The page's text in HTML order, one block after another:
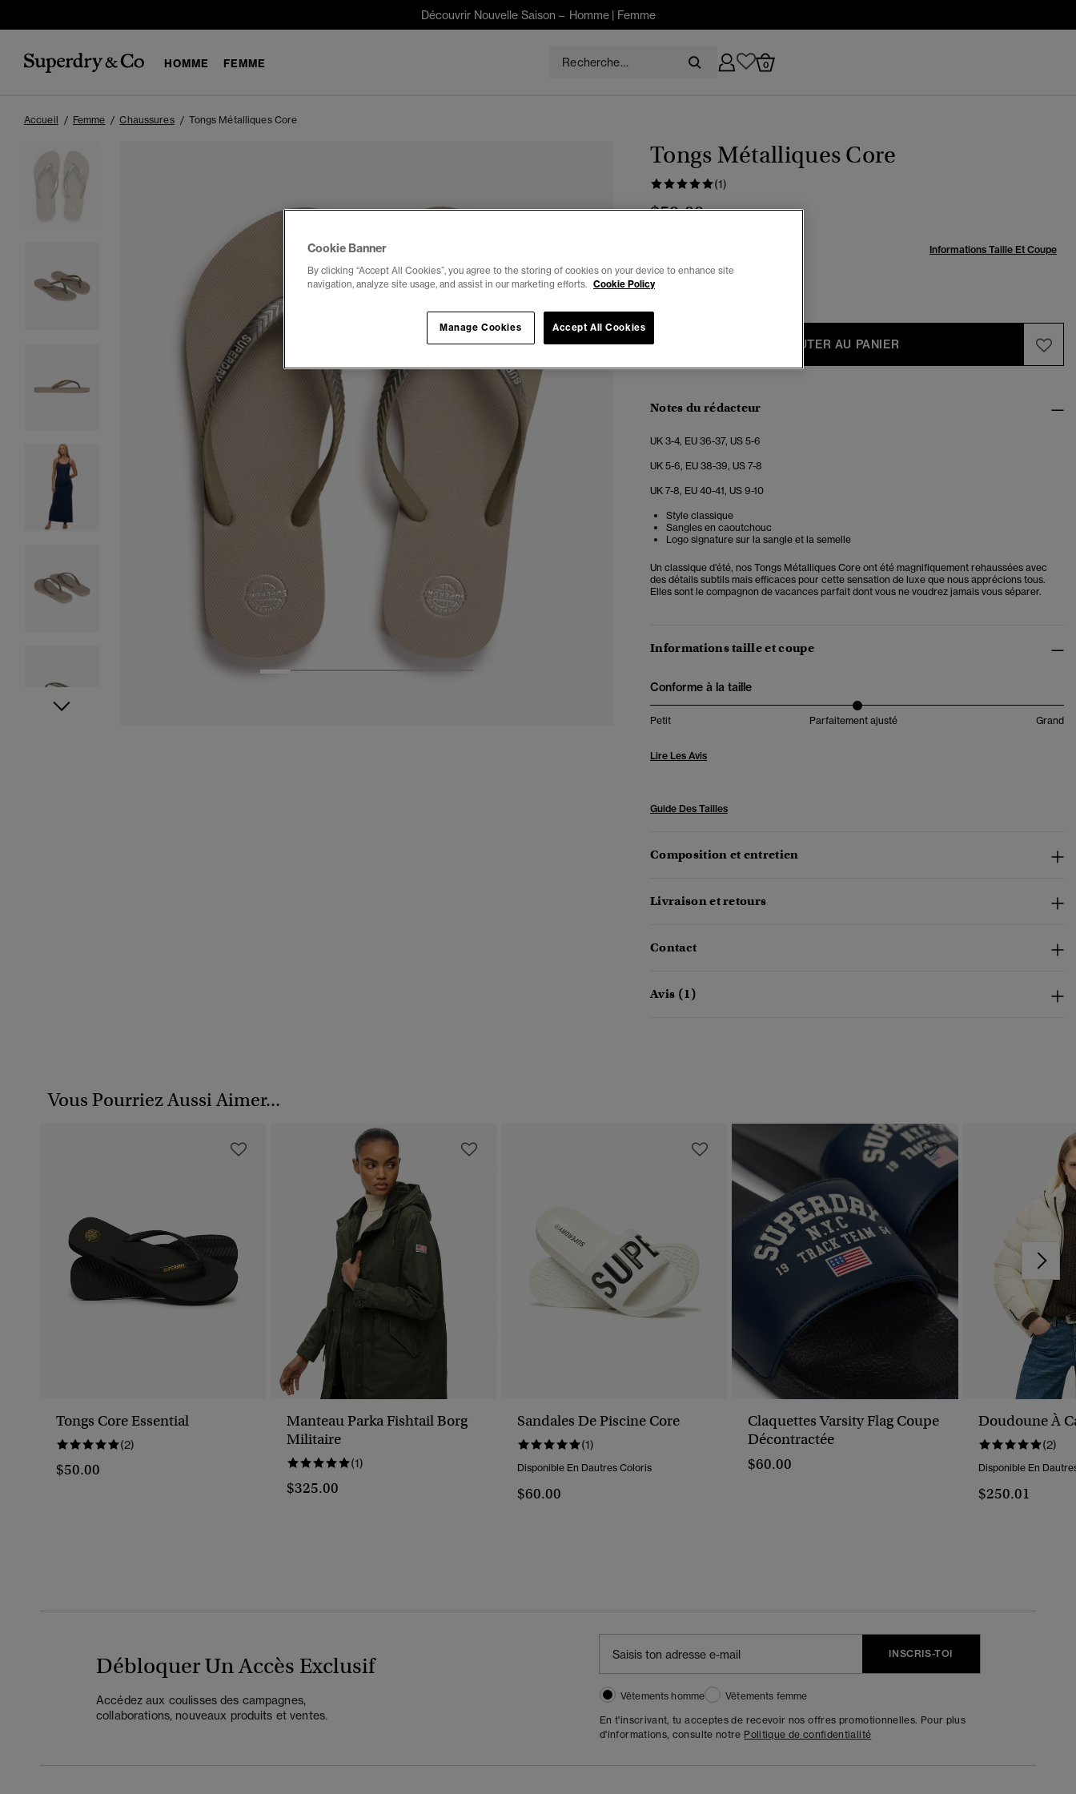
Découvrir Nouvelle Saison – Homme| Femme
HOMME FEMME 0
Accueil Femme Chaussures Tongs Métalliques Core
Tongs Métalliques Core
(1)
$50.00
Informations Taille Et Coupe
AJOUTER AU PANIER
Notes du rédacteur
UK 3-4, EU 36-37, US 5-6
UK 5-6, EU 38-39, US 7-8
UK 7-8, EU 40-41, US 9-10
Style classique
Sangles en caoutchouc
Logo signature sur la sangle et la semelle
Un classique d'été, nos Tongs Métalliques Core ont été magnifiquement rehaussées avec
des détails subtils mais efficaces pour cette sensation de luxe que nous apprécions tous.
Elles sont le compagnon de vacances parfait dont vous ne voudrez jamais vous séparer.
Informations taille et coupe
Conforme à la taille
Petit Parfaitement ajusté Grand
Lire Les Avis
Guide Des Tailles
Composition et entretien
Livraison et retours
Contact
Avis (1)
Vous Pourriez Aussi Aimer...
Tongs Core Essential
(2)
$50.00
Manteau Parka Fishtail Borg
Militaire
(1)
$325.00
Sandales De Piscine Core
(1)
Disponible En Dautres Coloris
$60.00
Claquettes Varsity Flag Coupe
Décontractée
$60.00
Doudoune À
(2)
Disponible En
$250.01
Débloquer Un Accès Exclusif
Accédez aux coulisses des campagnes,
collaborations, nouveaux produits et ventes.
INSCRIS-TOI
Vêtements homme
Vêtements femme
En t'inscrivant, tu acceptes de recevoir nos offres promotionnelles. Pour plus
d'informations, consulte notre Politique de confidentialité
Cookie Banner
By clicking “Accept All Cookies”, you agree to the storing of cookies on your device to enhance site
navigation, analyze site usage, and assist in our marketing efforts. Cookie Policy
Accept All Cookies
Manage Cookies